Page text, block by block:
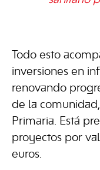
Todo esto
inversiones en
renovando
de la
Primaria. Está
proyectos por
euros.